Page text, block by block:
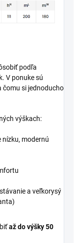
podľa
V ponuke sú
čomu si jednoducho
výškach:
nízku, modernú
a veľkorysý
až do výšky 50